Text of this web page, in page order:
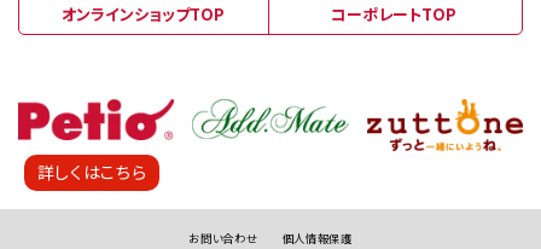
オンラインショップTOP
コーポレートTOP
お問い合わせ 個人情報保護
詳しくはこちら